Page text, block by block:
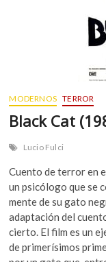
MODERNOS TERROR
Black Cat
Lucio Fulci
Cuento de terror en
un psicólogo que se
mente de su gato
adaptación del
cierto. El film es un
de primerísimos